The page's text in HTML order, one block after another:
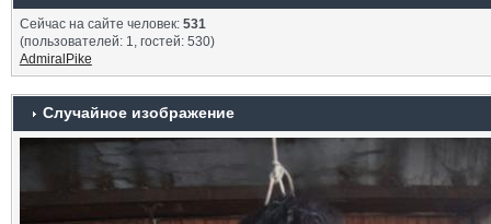
Сейчас на сайте человек: 531
(пользователей: 1, гостей: 530)
AdmiralPike
Случайное изображение